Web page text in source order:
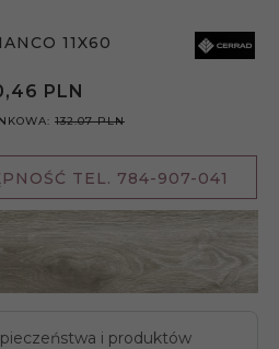
11X60
46 PLN
132.07 PLN
TEL. 784-907-041
i produktów